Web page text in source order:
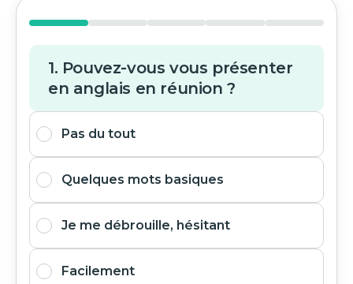
1. Pouvez-vous vous présenter
en anglais en réunion ?
Pas du tout
Quelques mots basiques
Je me débrouille, hésitant
Facilement